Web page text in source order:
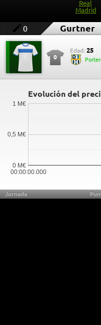
0 Gurtner
0
Edad: 25
Evolución del
00:00:00.000
0 M€
0,5 M€
1 M€
Jornada